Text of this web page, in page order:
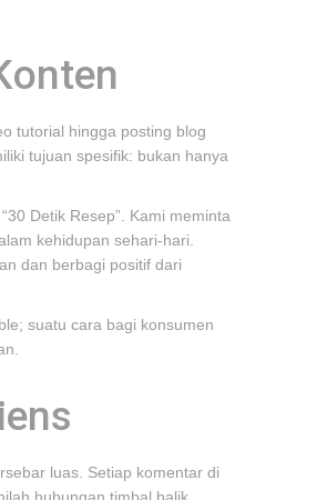
tutorial hingga posting blog
tujuan spesifik: bukan hanya
Detik Resep”. Kami meminta
kehidupan sehari-hari.
dan berbagi positif dari
suatu cara bagi konsumen
luas. Setiap komentar di